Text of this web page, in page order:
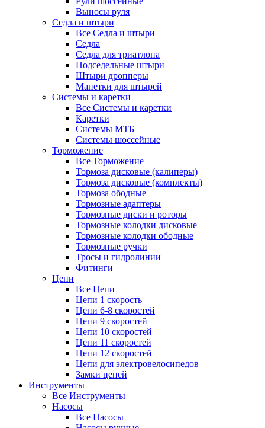
Выносы руля
Седла и штыри
Все Седла и штыри
Седла
Седла для триатлона
Подседельные штыри
Штыри дропперы
Манетки для штырей
Системы и каретки
Все Системы и каретки
Каретки
Системы МТБ
Системы шоссейные
Торможение
Все Торможение
Тормоза дисковые (калиперы)
Тормоза дисковые (комплекты)
Тормоза ободные
Тормозные адаптеры
Тормозные диски и роторы
Тормозные колодки дисковые
Тормозные колодки ободные
Тормозные ручки
Тросы и гидролинии
Фитинги
Цепи
Все Цепи
Цепи 1 скорость
Цепи 6-8 скоростей
Цепи 9 скоростей
Цепи 10 скоростей
Цепи 11 скоростей
Цепи 12 скоростей
Цепи для электровелосипедов
Замки цепей
Инструменты
Все Инструменты
Насосы
Все Насосы